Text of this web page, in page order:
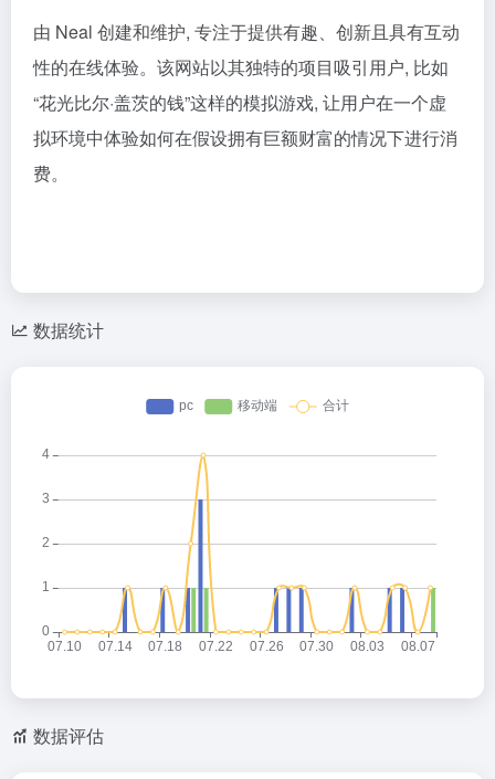
由 Neal 创建和维护, 专注于提供有趣、创新且具有互动
性的在线体验。该网站以其独特的项目吸引用户, 比如
“花光比尔·盖茨的钱”这样的模拟游戏, 让用户在一个虚
拟环境中体验如何在假设拥有巨额财富的情况下进行消
费。
数据统计
数据评估